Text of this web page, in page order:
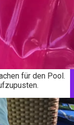
für den Pool.